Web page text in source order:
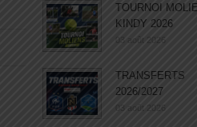
TOURNOI
KINDY 2026
03 août 2026
TRANSFERTS
2026/2027
03 août 2026